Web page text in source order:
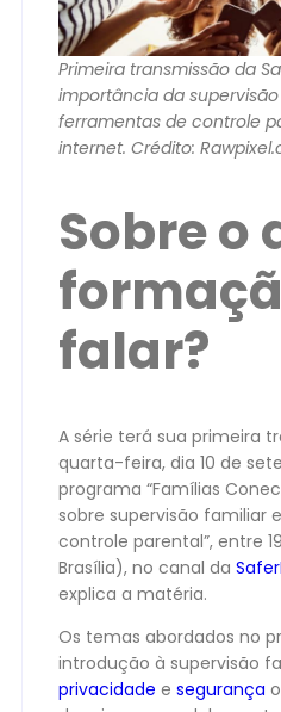
Primeira transmissão da
importância da
ferramentas de controle
internet. Crédito:
Sobre o
falar?
A série terá sua primeira
quarta-feira, dia 10 de
programa “Famílias
sobre supervisão familiar
controle parental”, entre
Brasília), no canal da
explica a matéria.
Os temas abordados no
introdução à supervisão
privacidade e segurança